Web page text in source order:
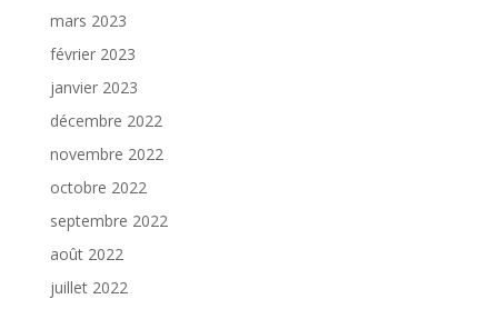
mars 2023
février 2023
janvier 2023
décembre 2022
novembre 2022
octobre 2022
septembre 2022
août 2022
juillet 2022